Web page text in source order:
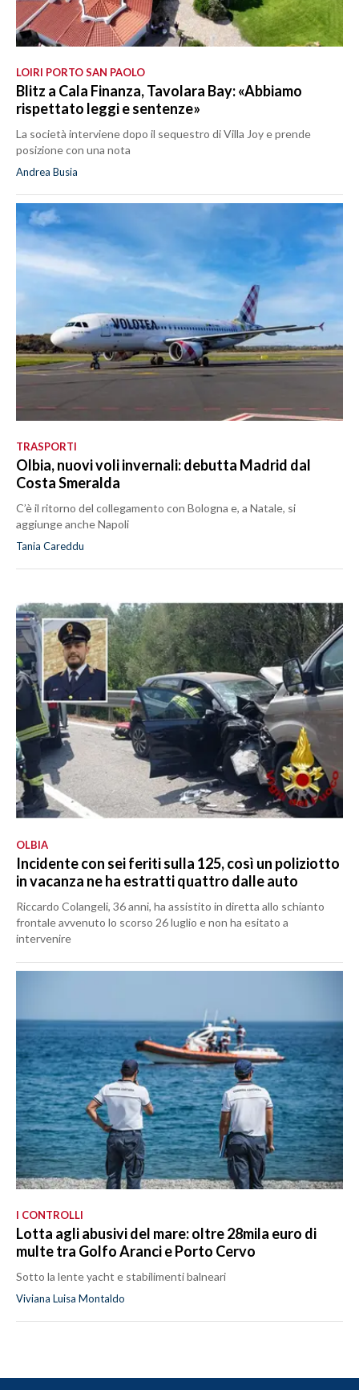
LOIRI PORTO SAN PAOLO
Blitz a Cala Finanza, Tavolara Bay: «Abbiamo
rispettato leggi e sentenze»
La società interviene dopo il sequestro di Villa Joy e prende
posizione con una nota
Andrea Busia
TRASPORTI
Olbia, nuovi voli invernali: debutta Madrid dal
Costa Smeralda
C’è il ritorno del collegamento con Bologna e, a Natale, si
aggiunge anche Napoli
Tania Careddu
OLBIA
Incidente con sei feriti sulla 125, così un poliziotto
in vacanza ne ha estratti quattro dalle auto
Riccardo Colangeli, 36 anni, ha assistito in diretta allo schianto
frontale avvenuto lo scorso 26 luglio e non ha esitato a
intervenire
I CONTROLLI
Lotta agli abusivi del mare: oltre 28mila euro di
multe tra Golfo Aranci e Porto Cervo
Sotto la lente yacht e stabilimenti balneari
Viviana Luisa Montaldo